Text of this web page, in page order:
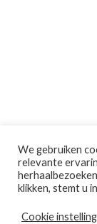
We gebruiken
relevante
klikken, stemt u
Cookie